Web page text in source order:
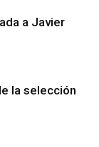
a Javier
la selección